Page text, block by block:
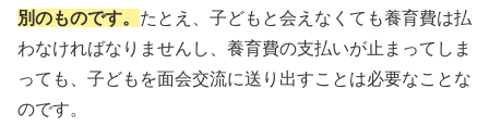
別のものです。 たとえ、子どもと会えなくても養育費は払
わなければなりませんし、養育費の支払いが止まってしま
っても、子どもを面会交流に送り出すことは必要なことな
のです。